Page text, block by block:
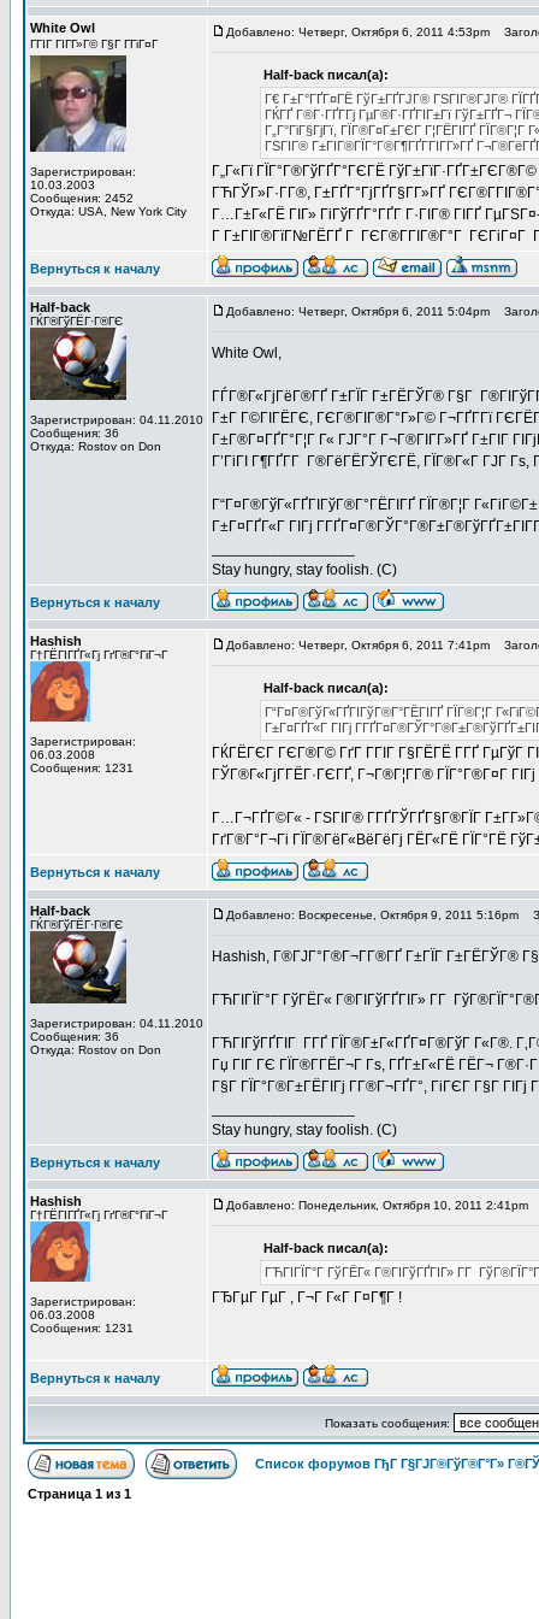
White Owl
ГГІГ ГІГ­Г»Г© Г§Г Г­ГіГ¤Г
Зарегистрирован:
10.03.2003
Сообщения: 2452
Откуда: USA, New York City
Добавлено: Четверг, Октября 6, 2011 4:53pm
Half-back писал(а):
Г€ Г±Г°ГҐГ¤ГЁ ГўГ±ГҐГЈГ® ГЅГІГ®ГЈГ®
ГЌГҐ Г®Г·ГҐГ­Гј ГµГ®Г·ГҐГІГ±Гї ГўГ±ГҐГ¬
Г„Г°ГіГ§ГјГї, ГЇГ®Г¤Г±ГЄГ Г¦ГЁГІГҐ
ГЅГІГ® Г±ГІГ®ГЇГ°Г®Г¶ГҐГ­ГІГ­Г»ГҐ
Г„Г«Гї ГЇГ°Г®ГўГҐГ°ГЄГЁ
ГЋГЎГ»Г·Г­Г®, Г±ГҐГ°ГјГҐГ§Г­Г»ГҐ
Г…Г±Г«ГЁ ГІГ» ГіГўГҐГ°ГҐГ­ Г·ГІГ® ГІГҐ
Г Г±ГІГ®ГїГ№ГЁГҐ Г ГЄГ®Г­ГІГ®Г°Г ГЄГіГ¤Г
Вернуться к началу
Half-back
ГЌГ®ГўГЁГ·Г®ГЄ
Зарегистрирован: 04.11.2010
Сообщения: 36
Откуда: Rostov on Don
Добавлено: Четверг, Октября 6, 2011 5:04pm
White Owl,
ГЃГ®Г«ГјГёГ®ГҐ Г±ГЇГ Г±ГЁГЎГ® Г§Г
Г±Г Г©ГІГЁГЄ, ГЄГ®ГІГ®Г°Г»Г© Г¬ГҐГ­Гї
Г±Г®Г¤ГҐГ°Г¦Г Г« ГЈГ°Г Г¬Г®ГІГ­Г»ГҐ Г±ГІГ
Г’ГіГІ Г¶ГҐГ­Г Г®ГёГЁГЎГЄГЁ, ГЇГ®Г«Г ГЈГ Гѕ,
Г“Г¤Г®ГўГ«ГҐГІГўГ®Г°ГЁГІГҐ ГЇГ®Г¦Г
Г±Г¤ГҐГ«Г ГІГј
Stay hungry, stay foolish. (C)
Вернуться к началу
Hashish
Г†ГЁГІГҐГ«Гј ГґГ®Г°ГіГ¬Г
Зарегистрирован:
06.03.2008
Сообщения: 1231
Добавлено: Четверг, Октября 6, 2011 7:41pm
Half-back писал(а):
Г“Г¤Г®ГўГ«ГҐГІГўГ®Г°ГЁГІГҐ ГЇГ®Г¦Г
Г±Г¤ГҐГ«Г ГІГј
ГЌГЁГЄГ ГЄГ®Г© ГґГ Г­ГІГ Г§ГЁГЁ Г­ГҐ ГµГўГ
ГЎГ®Г«ГјГ­ГЁГ·ГЄГҐ, Г¬Г®Г¦Г­Г® ГЇГ°Г®Г¤Г
Г…Г¬ГҐГ©Г« - ГЅГІГ® Г­ГҐГЎГҐГ§Г®ГЇГ
ГґГ®Г°Г¬Гі ГЇГ®ГёГ«ВёГёГј ГЁГ«ГЁ ГЇГ°ГЁ
Вернуться к началу
Half-back
ГЌГ®ГўГЁГ·Г®ГЄ
Зарегистрирован: 04.11.2010
Сообщения: 36
Откуда: Rostov on Don
Добавлено: Воскресенье, Октября 9, 2011 5:16pm
Hashish, Г®ГЈГ°Г®Г¬Г­Г®ГҐ Г±ГЇГ Г±ГЁГЎГ®
ГЋГІГЇГ°Г ГўГЁГ« Г®ГІГўГҐГІГ» Г­Г
ГЋГІГўГҐГІГ Г­ГҐ ГЇГ®Г±Г«ГҐГ¤Г®ГўГ Г«Г®.
Гџ ГІГ ГЄ ГЇГ®Г­ГЁГ¬Г Гѕ, ГҐГ±Г«ГЁ ГЁГ¬
Г§Г ГЇГ°Г®Г±ГЁГІГј Г­Г®Г¬ГҐГ°, ГіГЄГ Г§Г
Stay hungry, stay foolish. (C)
Вернуться к началу
Hashish
Г†ГЁГІГҐГ«Гј ГґГ®Г°ГіГ¬Г
Зарегистрирован:
06.03.2008
Сообщения: 1231
Добавлено: Понедельник, Октября 10, 2011 2:41pm
Half-back писал(а):
ГЋГІГЇГ°Г ГўГЁГ« Г®ГІГўГҐГІГ» Г­Г
ГЂГµГ ГµГ , Г¬Г Г«Г Г¤Г¶Г !
Вернуться к началу
Показать сообщения:
Список форумов ГђГ Г§ГЈГ®ГўГ®Г°Г»
Страница 1 из 1